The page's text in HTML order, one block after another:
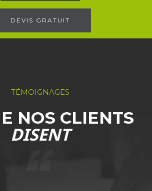
DEVIS GRATUIT
TÉMOIGNAGES
NOS CLIENTS
DISENT